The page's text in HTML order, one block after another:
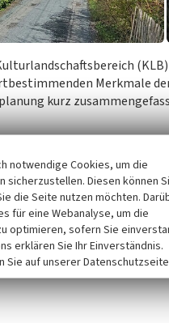
Merkmale
kurz
Lage im
,
der Regionalplanung ist
zum Regionalplan
notwendige Cookies, um die
Diesen können
die Seite nutzen möchten.
für eine Webanalyse, um die
optimieren, sofern Sie
erklären Sie Ihr Einverständnis.
Sie auf unserer